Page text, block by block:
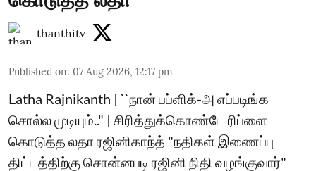
thanthitv
Published on: 07 Aug 2026, 12:17 pm
Latha Rajnikanth | ``நான் பப்ளிக்-அ எப்படிங்க
சொல்ல முடியும்.." | சிரித்துக்கொண்டே ரிப்ளை
கொடுத்த லதா ரஜினிகாந்த் "நதிகள் இணைப்பு
திட்டத்திற்கு சொன்னபடி ரஜினி நிதி வழங்குவார்"